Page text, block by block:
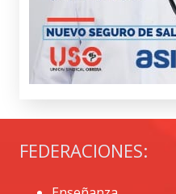
FEDERACIONES: